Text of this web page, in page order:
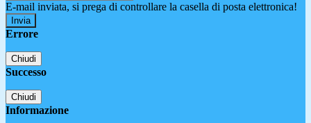
E-mail inviata, si prega di controllare la casella di posta elettronica!
Errore
Chiudi
Successo
Chiudi
Informazione